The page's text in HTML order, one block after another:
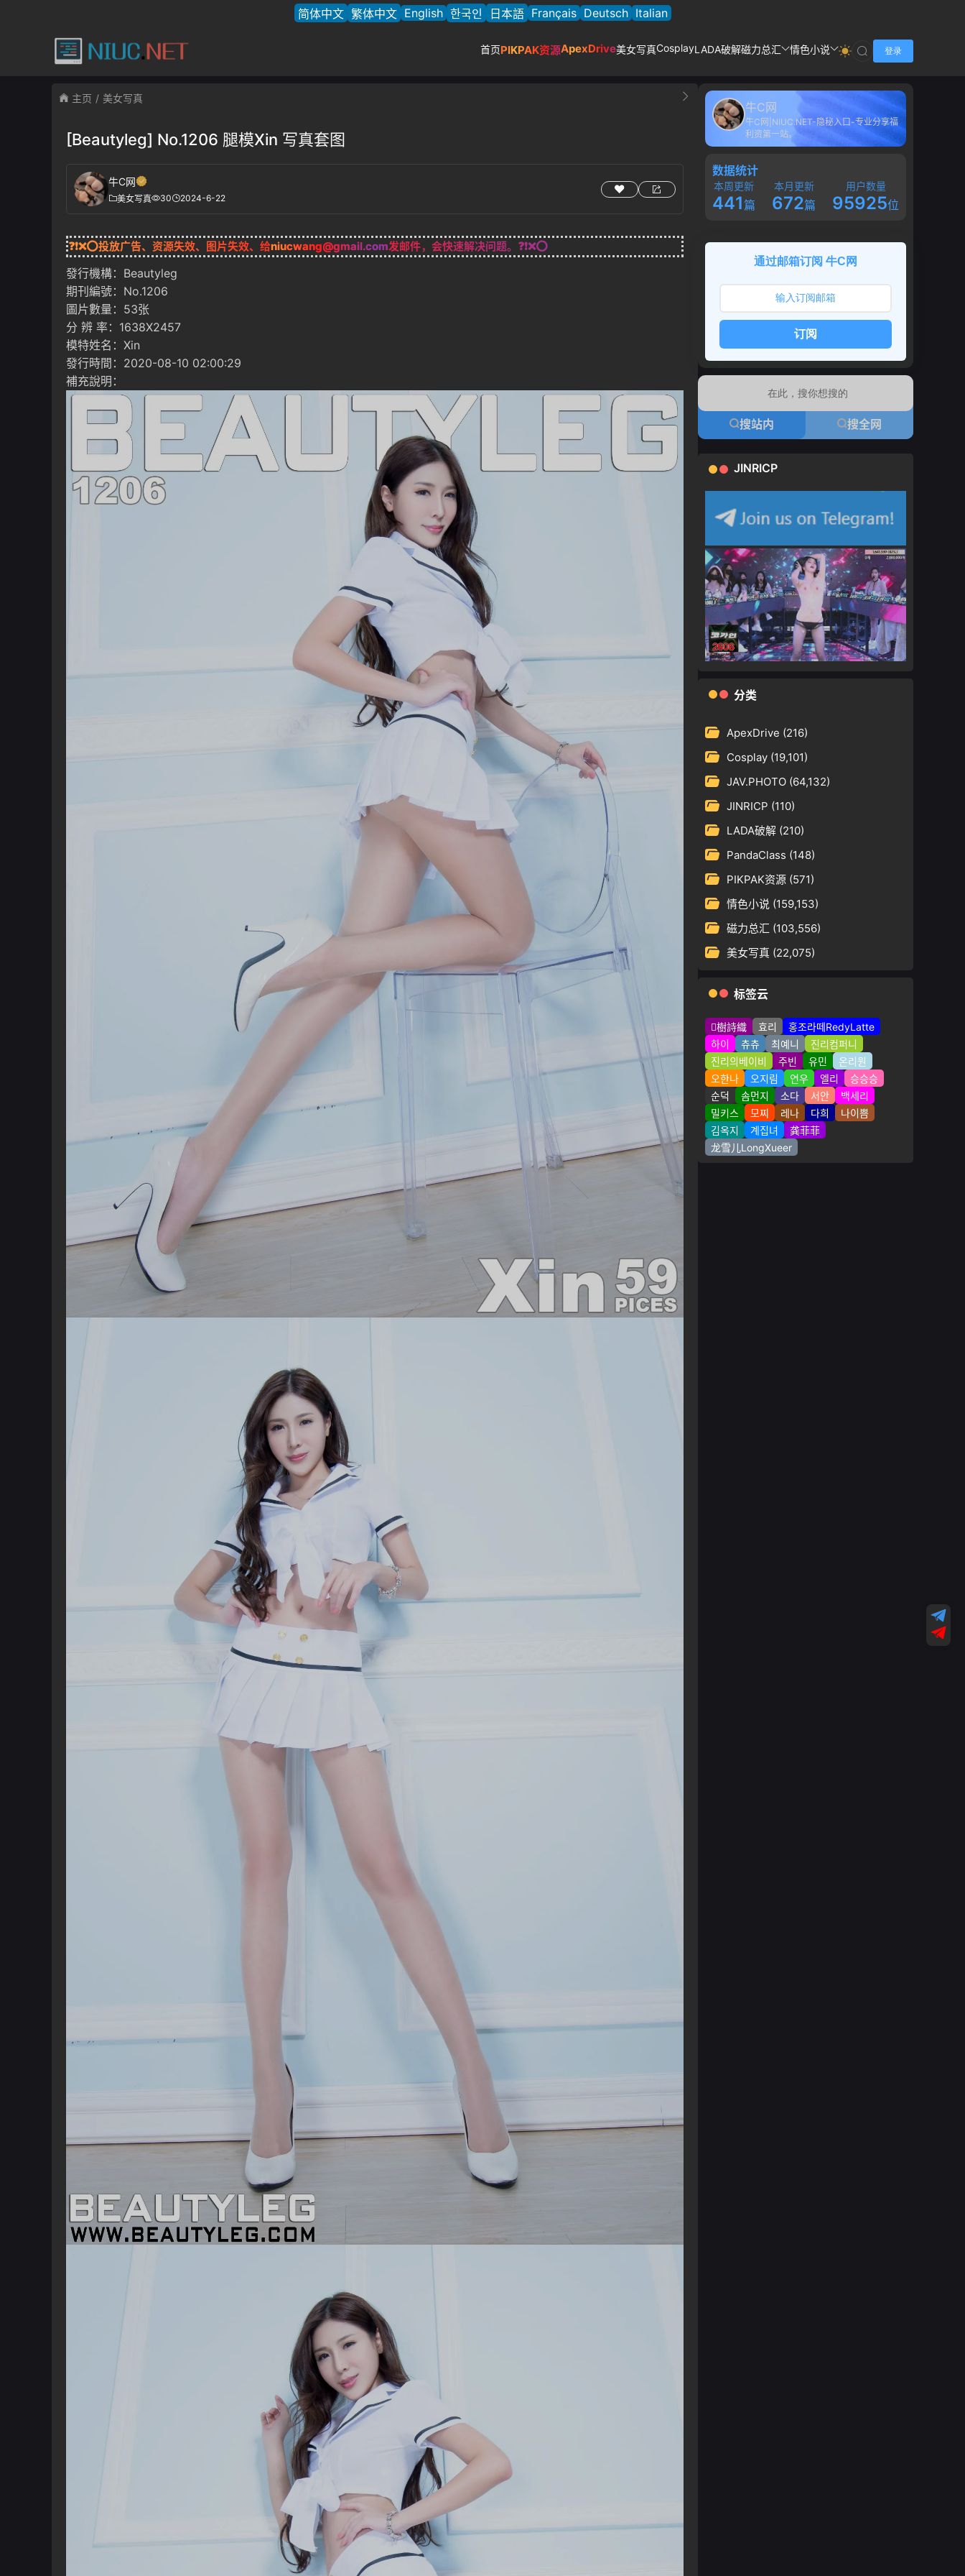
简体中文 繁体中文 English 한국인 日本語 Français Deutsch Italian
首页PIKPAK资源ApexDrive美女写真CosplayLADA破解磁力总汇 情色小说 登录
主页 美女写真
[Beautyleg] No.1206 腿模Xin 写真套图
牛C网
美女写真 30 2024-6-22
❓❗❌⭕投放广告、资源失效、图片失效、给niucwang@gmail.com发邮件，会快速解决问题。❓❗❌⭕
發行機構：Beautyleg
期刊編號：No.1206
圖片數量：53张
分 辨 率：1638X2457
模特姓名：Xin
發行時間：2020-08-10 02:00:29
補充說明：
牛C网
牛C网|NIUC.NET-隐秘入口-专业分享福
利资第一站。
数据统计
本周更新
441篇
本月更新
672篇
用户数量
95925位
通过邮箱订阅 牛C网
订阅
搜站内 搜全网
JINRICP
分类
ApexDrive (216)
Cosplay (19,101)
JAV.PHOTO (64,132)
JINRICP (110)
LADA破解 (210)
PandaClass (148)
PIKPAK资源 (571)
情色小说 (159,153)
磁力总汇 (103,556)
美女写真 (22,075)
标签云
樹詩織 효리
홍조라떼RedyLatte
하이
츄츄 최예니
진리컴퍼니
진리의베이비
주빈 유민
온리원
오한나
오지림 연우 엘리
승승승
순덕
솜먼지 소다 서안
백세리
밀키스
모찌 레나 다희
나이쁨
김옥지
계집녀
龚菲菲
龙雪儿LongXueer